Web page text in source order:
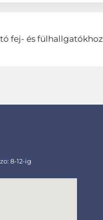
fej- és fülhallgatókhoz
8-12-ig